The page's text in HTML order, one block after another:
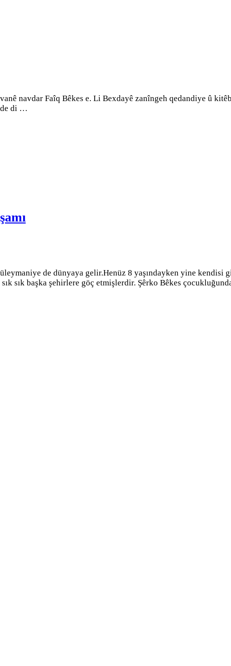
navdar Faîq Bêkes e. Li Bexdayê zanîngeh qedandiye û
de di …
de dünyaya gelir.Henüz 8 yaşındayken yine
sık başka şehirlere göç etmişlerdir. Şêrko Bêkes